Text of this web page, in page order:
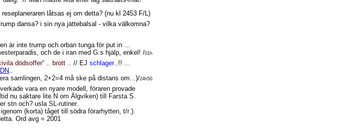
låtsas ej om detta? (nu kl 2453 F/L)
dansa? i sin nya jättebalsal - vilka välkomna?
är inte trump och orban tunga för put in ...
och de i iran med G:s hjälp, enkel! /01h
dödsoffer” .. brott .. // EJ schlager..!! ...
DN..
samlingen, 2+2=4 må ske på distans om...)/24h50
vara en nyare modell, föraren provade
nu saktare lite N om Älgviken) till Farsta S.
stn och? usla SL-rutiner.
(korta) tåget till södra förarhytten, t/r.).
Ord avg = 2001